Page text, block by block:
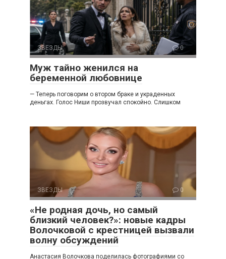
ЗВЕЗДЫ 0
Муж тайно женился на
беременной любовнице
— Теперь поговорим о втором браке и украденных
деньгах. Голос Ниши прозвучал спокойно. Слишком
ЗВЕЗДЫ 0
«Не родная дочь, но самый
близкий человек?»: новые кадры
Волочковой с крестницей вызвали
волну обсуждений
Анастасия Волочкова поделилась фотографиями со